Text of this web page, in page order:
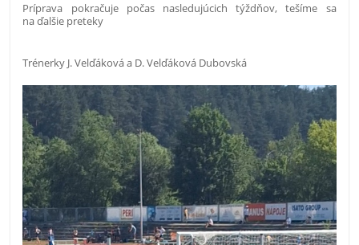
Príprava pokračuje počas nasledujúcich týždňov, tešíme sa
na ďalšie preteky
Trénerky J. Velďáková a D. Velďáková Dubovská